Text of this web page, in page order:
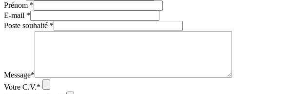
Prénom *
E-mail *
Poste souhaité *
Message*
Votre C.V.*